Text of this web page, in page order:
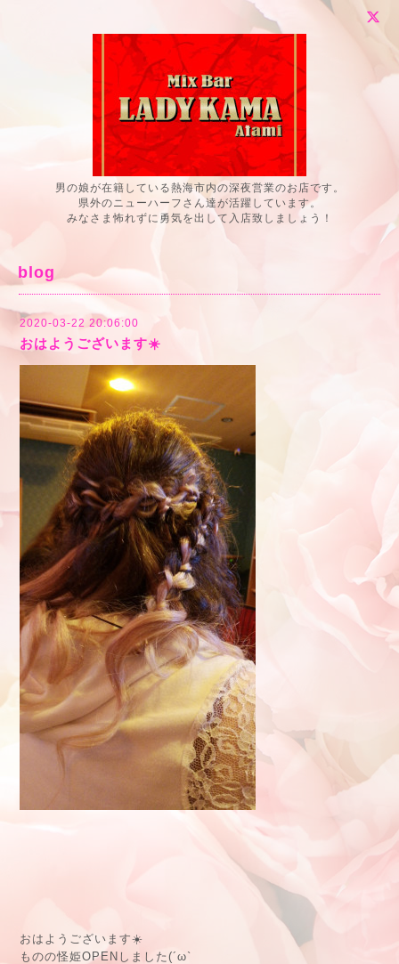
男の娘が在籍している熱海市内の深夜営業のお店です。
県外のニューハーフさん達が活躍しています。
みなさま怖れずに勇気を出して入店致しましょう！
blog
2020-03-22 20:06:00
おはようございます☀️
おはようございます☀️
ものの怪姫OPENしました(´ω`